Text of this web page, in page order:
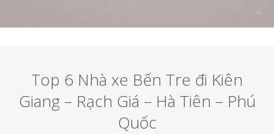
Top 6 Nhà xe Bến Tre đi Kiên
Giang – Rạch Giá – Hà Tiên – Phú
Quốc